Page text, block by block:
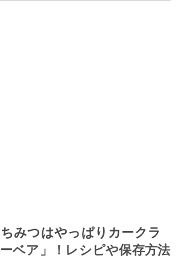
みつはやっぱりカークラ
ベア」！レシピや保存方法